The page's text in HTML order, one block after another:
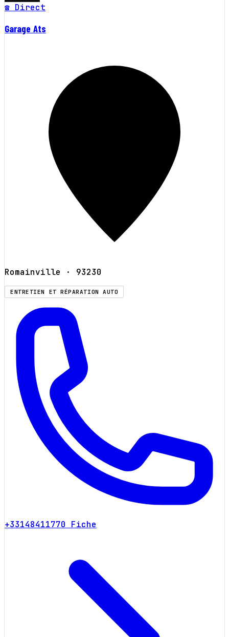
☎ Direct
Garage Ats
Romainville · 93230
ENTRETIEN ET RÉPARATION AUTO
+33148411770 Fiche